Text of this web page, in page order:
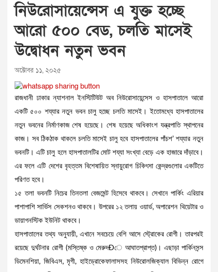
নিউরোসায়েন্সেস এ যুক্ত হচ্ছে
আরো ৫০০ বেড, চলতি মাসেই
উদ্বোধন নতুন ভবন
অক্টোবর ১১, ২০২৫
রাজধানী ঢাকার ন্যাশনাল ইনস্টিটিউট অব নিউরোসায়েন্সেস ও হাসপাতালে আরো
একটি ৫০০ শয্যার নতুন ভবন চালু হচ্ছে চলতি মাসেই। ইতোমধ্যে হাসপাতালের
নতুন ভবনের নির্মাণকাজ শেষ হয়েছে। শেষ হয়েছে অধিকাংশ যন্ত্রপাতি স্থাপনের
কাজ। সব ঠিকঠাক থাকলে চলতি মাসেই চালু হবে হাসপাতালের পাঁচশ’ শয্যার নতুন
ভবনটি। এটি চালু হলে হাসপাতালটির মোট শয্যা সংখ্যা বেড়ে এক হাজারে দাঁড়াবে।
এর ফলে এটি দেশের বৃহত্তম বিশেষায়িত স্নায়ুরোগ চিকিৎসা কেন্দ্রগুলোর একটিতে
পরিণত হবে।
১৫ তলা ভবনটি নিচের তিনতলা বেজমেন্ট হিসেবে থাকবে। সেখানে পার্কিং এরিয়ার
পাশাপাশি সার্ভিস সেকশনও থাকবে। উপরের ১২ তলায় ওয়ার্ড, অপারেশন থিয়েটার ও
ডায়াগনস্টিক ইউনিট থাকবে।
হাসপাতালের তথ্য অনুযায়ী, এখানে সবচেয়ে বেশি আসে স্ট্রোকের রোগী। তারপরই
রয়েছে দুর্ঘটনার রোগী (মস্তিষ্ক ও মেরুদÐে আঘাতপ্রাপ্ত)। এছাড়া পার্কিনসন্স
ডিমেনশিয়া, জিবিএস, মৃগী, হাইড্রোকেফালাসসহ নিউরোলজিক্যাল বিভিন্ন রোগে